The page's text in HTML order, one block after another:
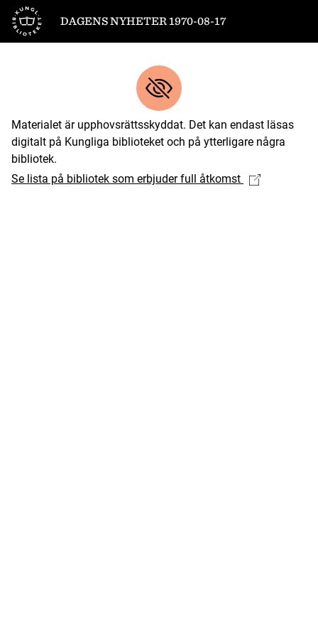
Till startsidan
DAGENS NYHETER 1970-08-17
Materialet är upphovsrättsskyddat. Det kan endast läsas
digitalt på Kungliga biblioteket och på ytterligare några
bibliotek.
Se lista på bibliotek som erbjuder full åtkomst